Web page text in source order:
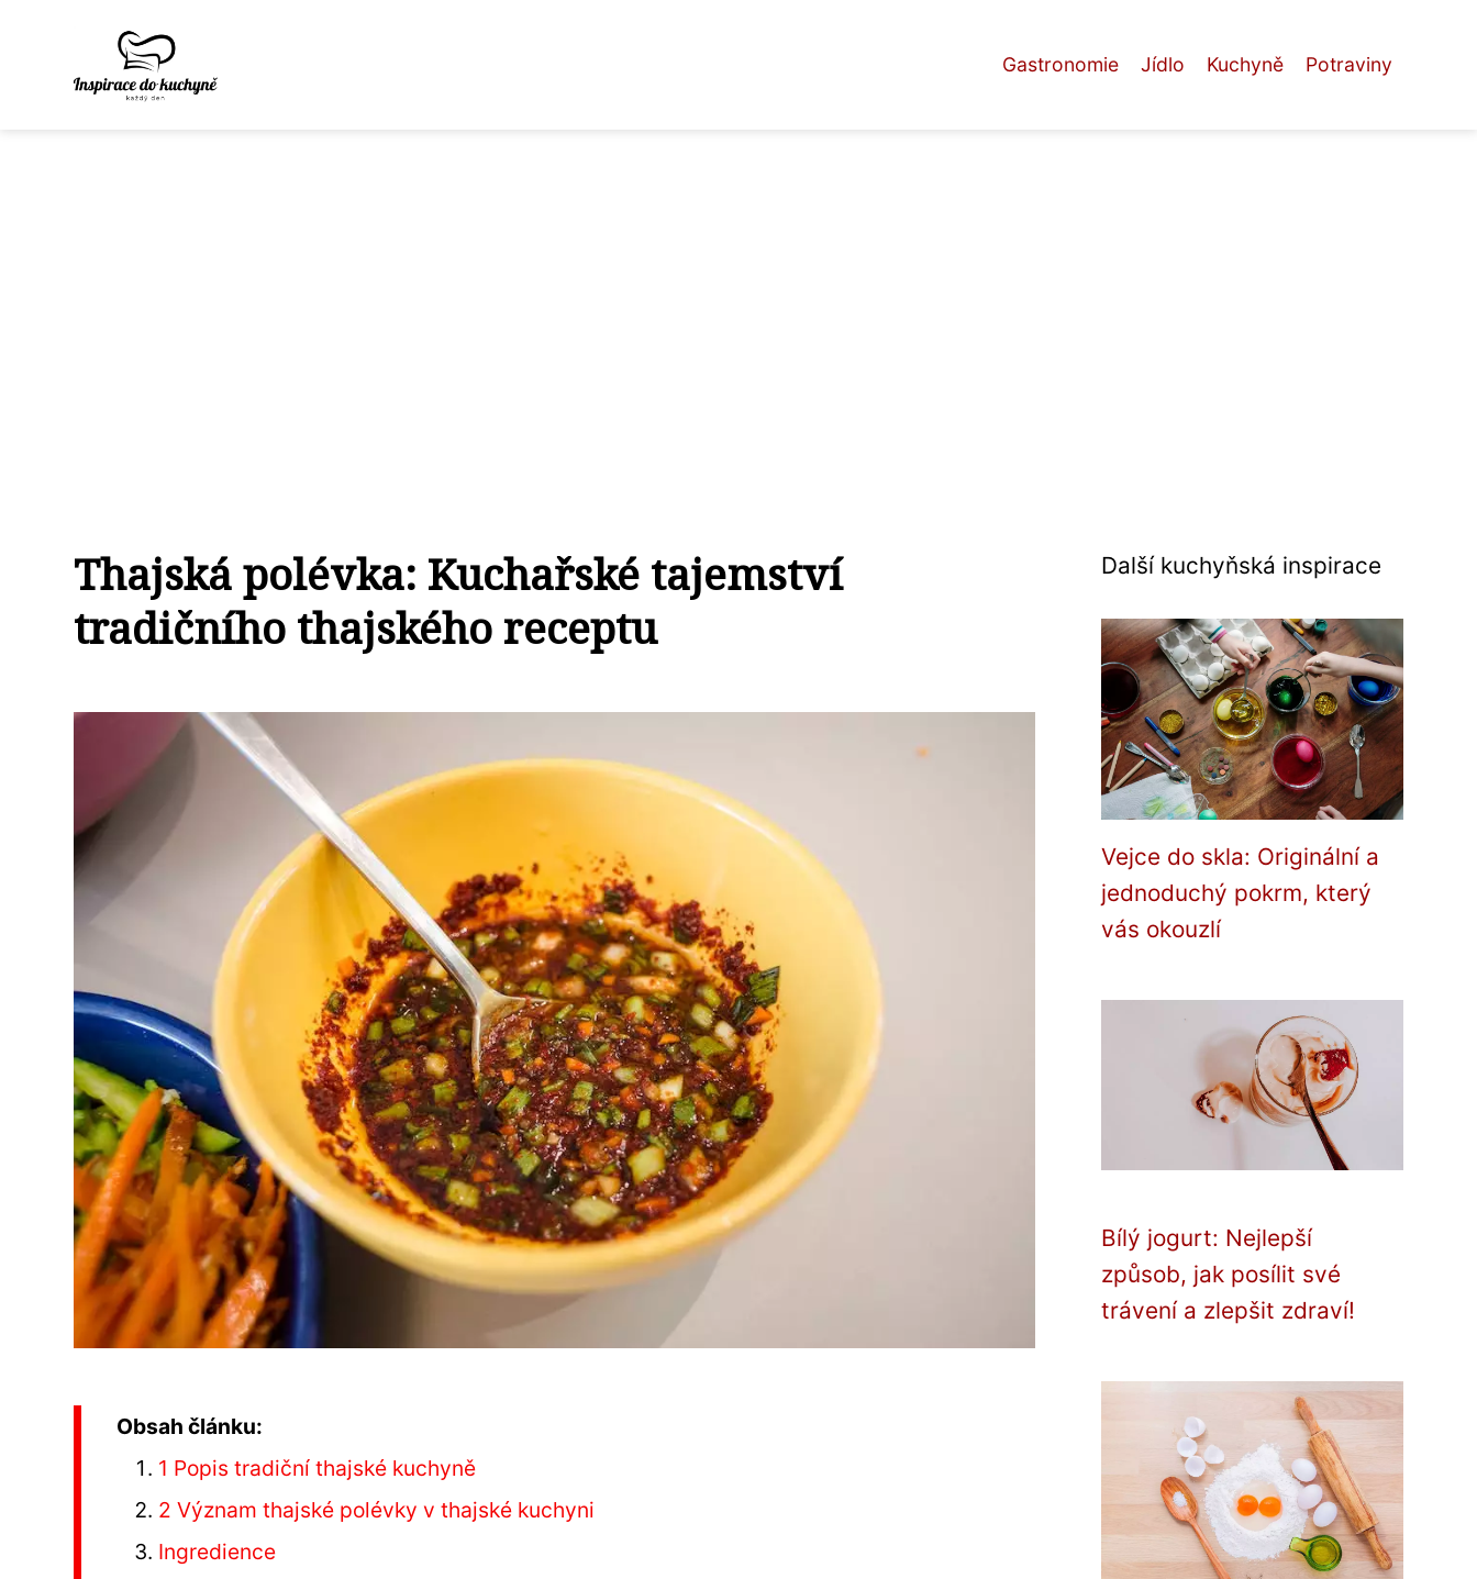
Gastronomie Jídlo Kuchyně Potraviny
Thajská polévka: Kuchařské tajemství
tradičního thajského receptu
Obsah článku:
1 Popis tradiční thajské kuchyně
2 Význam thajské polévky v thajské kuchyni
Ingredience
Další kuchyňská inspirace
Vejce do skla: Originální a
jednoduchý pokrm, který
vás okouzlí
Bílý jogurt: Nejlepší
způsob, jak posílit své
trávení a zlepšit zdraví!